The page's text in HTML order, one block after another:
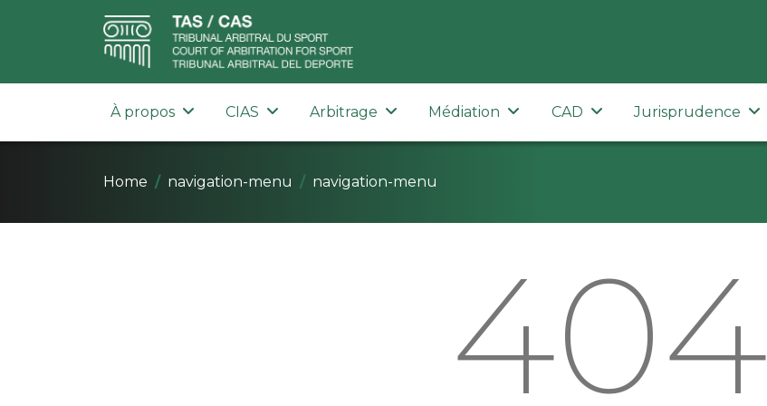
À propos CIAS Arbitrage Médiation CAD Jurisprudence
Home navigation-menu navigation-menu
404